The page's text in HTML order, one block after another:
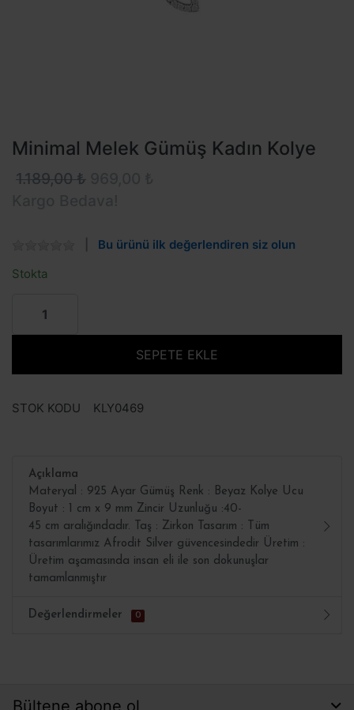
Minimal Melek Gümüş Kadın Kolye
1.189,00 ₺
Bu ürünü ilk değerlendiren siz olun
Stokta
SEPETE EKLE
STOK KODU KLY0469
Açıklama
Materyal : 925 Ayar Gümüş Renk : Beyaz Kolye Ucu
Boyut : 1 cm x 9 mm Zincir Uzunluğu :40-
45 cm aralığındadır. Taş : Zirkon Tasarım : Tüm
tasarımlarımız Afrodit Silver güvencesindedir Üretim :
Üretim aşamasında insan eli ile son dokunuşlar
tamamlanmıştır
Değerlendirmeler 0
Bültene abone ol